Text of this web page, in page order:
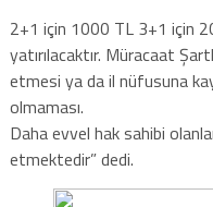
2+1 için 1000 TL 3+1 için
yatırılacaktır. Müracaat
etmesi ya da il nüfusuna
olmaması.
Daha evvel hak sahibi
etmektedir” dedi.